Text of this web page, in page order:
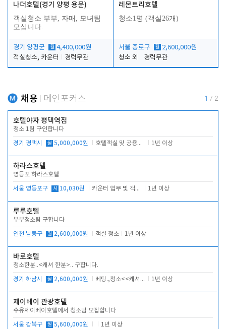
나더호텔(경기 양평 용문)
객실청소 부부, 자매, 모녀팀
모십니다.
경기 양평군 월 4,400,000원
객실청소, 카운터
경력무관
레몬트리호텔
청소1명 (객실26개)
서울 종로구 월 2,600,000원
청소 외
경력무관
채용 메인포커스 1 / 2
호텔야자 평택역점
청소 1팀 구인합니다
경기 평택시 월 5,000,000원 호텔객실 및 공용시설 청소 관리 1년 이상
하라스호텔
영등포 하라스호텔
서울 영등포구 시 10,030원 카운터 업무 및 객실관리(청소상태 확인, 객실판매) 1년 이상
루루호텔
부부청소팀 구합니다
인천 남동구 월 2,600,000원 객실 청소 1년 이상
바로호텔
청소한분..<캐셔 한분>.. 구합니다.
경기 하남시 월 2,600,000원 베팅.,청소<<캐셔 모셔봅니다. 1년 이상
제이베이 관광호텔
수유제이베이호텔에서 청소팀 모집합니다
서울 강북구 월 5,600,000원 1년 이상